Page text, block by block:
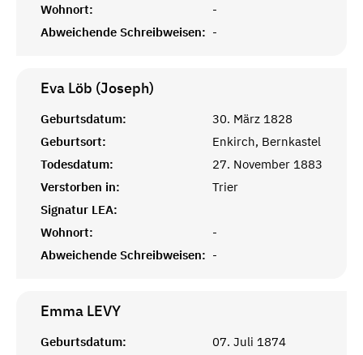
Wohnort:
-
Abweichende Schreibweisen: -
Eva Löb (Joseph)
Geburtsdatum:
30. März 1828
Geburtsort:
Enkirch, Bernkastel
Todesdatum:
27. November 1883
Verstorben in:
Trier
Signatur LEA:
Wohnort:
-
Abweichende Schreibweisen: -
Emma LEVY
Geburtsdatum:
07. Juli 1874